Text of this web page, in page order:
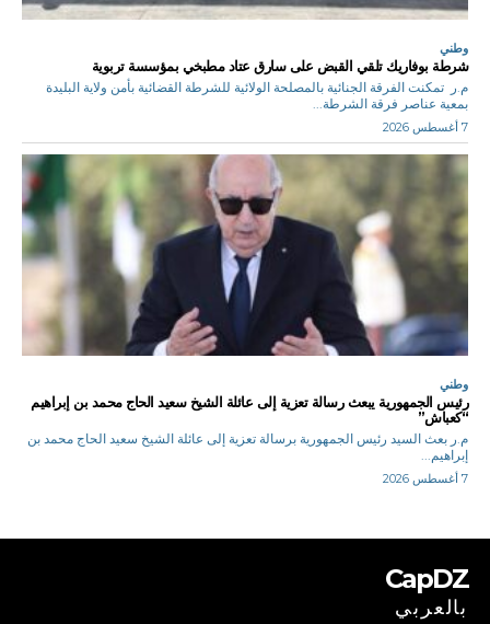
وطني
شرطة بوفاريك تلقي القبض على سارق عتاد مطبخي بمؤسسة تربوية
م.ر تمكنت الفرقة الجنائية بالمصلحة الولائية للشرطة القضائية بأمن ولاية البليدة
بمعية عناصر فرقة الشرطة...
7 أغسطس 2026
وطني
رئيس الجمهورية يبعث رسالة تعزية إلى عائلة الشيخ سعيد الحاج محمد بن إبراهيم
“كعباش”
م.ر بعث السيد رئيس الجمهورية برسالة تعزية إلى عائلة الشيخ سعيد الحاج محمد بن
إبراهيم...
7 أغسطس 2026
CapDZ
بالعربي